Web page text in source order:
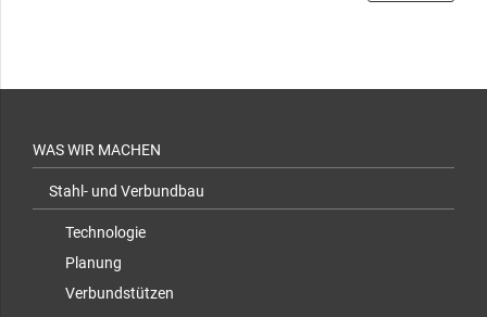
WAS WIR MACHEN
Stahl- und Verbundbau
Technologie
Planung
Verbundstützen